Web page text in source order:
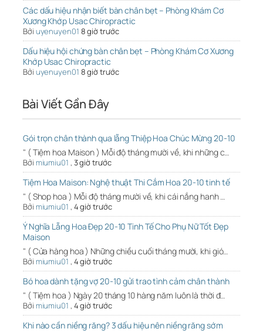
Các dấu hiệu nhận biết bàn chân bẹt – Phòng Khám Cơ
Xương Khớp Usac Chiropractic
Bởi uyenuyen01 8 giờ trước
Dấu hiệu hội chứng bàn chân bẹt – Phòng Khám Cơ Xương
Khớp Usac Chiropractic
Bởi uyenuyen01 8 giờ trước
Bài Viết Gần Đây
Gói trọn chân thành qua lẵng Thiệp Hoa Chúc Mừng 20-10
" ( Tiệm hoa Maison ) Mỗi độ tháng mười về, khi những c…
Bởi miumiu01 , 3 giờ trước
Tiệm Hoa Maison: Nghệ thuật Thi Cắm Hoa 20-10 tinh tế
" ( Shop hoa ) Mỗi độ tháng mười về, khi cái nắng hanh …
Bởi miumiu01 , 4 giờ trước
Ý Nghĩa Lẵng Hoa Đẹp 20-10 Tinh Tế Cho Phụ Nữ Tốt Đẹp
Maison
" ( Cửa hàng hoa ) Những chiều cuối tháng mười, khi gió…
Bởi miumiu01 , 4 giờ trước
Bó hoa dành tặng vợ 20-10 gửi trao tình cảm chân thành
" ( Tiệm hoa ) Ngày 20 tháng 10 hàng năm luôn là thời đ…
Bởi miumiu01 , 4 giờ trước
Khi nào cần niềng răng? 3 dấu hiệu nên niềng răng sớm